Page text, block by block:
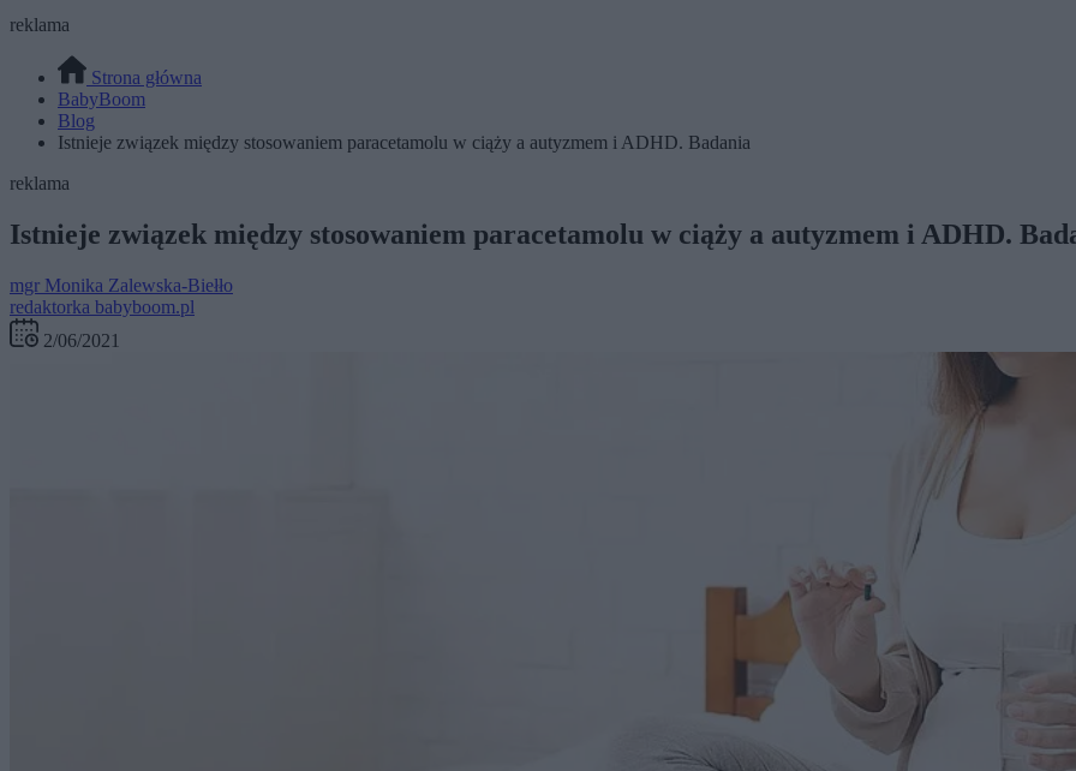
reklama
Strona główna
BabyBoom
Blog
Istnieje związek między stosowaniem paracetamolu w ciąży a autyzmem i ADHD. Badania
reklama
Istnieje związek między stosowaniem paracetamolu w ciąży a autyzmem i ADHD.
mgr Monika Zalewska-Biełło
redaktorka babyboom.pl
2/06/2021